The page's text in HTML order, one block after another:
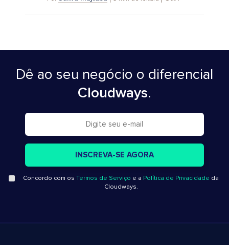
Dê ao seu negócio o diferencial
Cloudways.
Concordo com os Termos de Serviço e a Política de Privacidade da
Cloudways.